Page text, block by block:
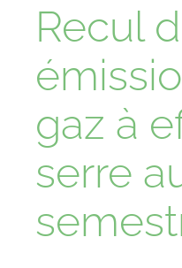
Recul
gaz à
serre